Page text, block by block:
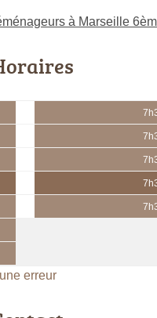
à Marseille
erreur